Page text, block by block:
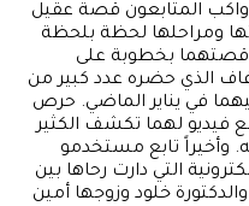
واكب المتابعون قصة عقيل
ومراحلها لحظة بلحظة
قصتهما بخطوبة على
الذي حضره عدد كبير من
في يناير الماضي. حرص
فيديو لهما تكشف الكثير
وأخيراً تابع مستخدمو
التي دارت رحاها بين
خلود وزوجها أمين